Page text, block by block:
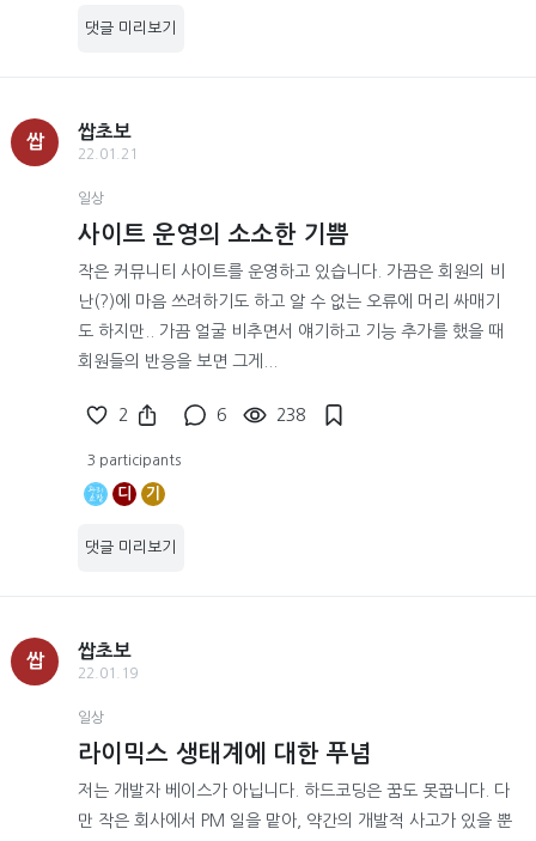
댓글 미리보기
쌉
쌉초보
22.01.21
일상
사이트 운영의 소소한 기쁨
작은 커뮤니티 사이트를 운영하고 있습니다. 가끔은 회원의 비
난(?)에 마음 쓰려하기도 하고 알 수 없는 오류에 머리 싸매기
도 하지만.. 가끔 얼굴 비추면서 얘기하고 기능 추가를 했을 때
회원들의 반응을 보면 그게...
2 6 238
3 participants
디 기
댓글 미리보기
쌉
쌉초보
22.01.19
일상
라이믹스 생태계에 대한 푸념
저는 개발자 베이스가 아닙니다. 하드코딩은 꿈도 못꿉니다. 다
만 작은 회사에서 PM 일을 맡아, 약간의 개발적 사고가 있을 뿐